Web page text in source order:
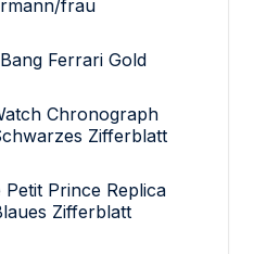
frau
Ferrari Gold
Chronograph
Zifferblatt
Petit Prince Replica
Zifferblatt